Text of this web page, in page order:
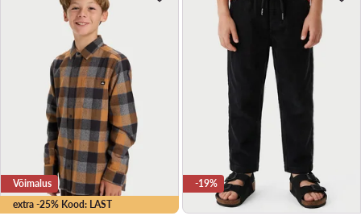
extra -25% Kood: LAST
Võimalus -19%